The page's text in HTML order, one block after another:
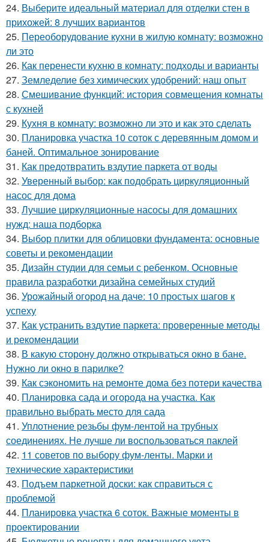
24. Выберите идеальный материал для отделки стен в
прихожей: 8 лучших вариантов
25. Переоборудование кухни в жилую комнату: возможно
ли это
26. Как перенести кухню в комнату: подходы и варианты
27. Земледелие без химических удобрений: наш опыт
28. Смешивание функций: история совмещения комнаты
с кухней
29. Кухня в комнату: возможно ли это и как это сделать
30. Планировка участка 10 соток с деревянным домом и
баней. Оптимальное зонирование
31. Как предотвратить вздутие паркета от воды
32. Уверенный выбор: как подобрать циркуляционный
насос для дома
33. Лучшие циркуляционные насосы для домашних
нужд: наша подборка
34. Выбор плитки для облицовки фундамента: основные
советы и рекомендации
35. Дизайн студии для семьи с ребенком. Основные
правила разработки дизайна семейных студий
36. Урожайный огород на даче: 10 простых шагов к
успеху
37. Как устранить вздутие паркета: проверенные методы
и рекомендации
38. В какую сторону должно открываться окно в бане.
Нужно ли окно в парилке?
39. Как сэкономить на ремонте дома без потери качества
40. Планировка сада и огорода на участка. Как
правильно выбрать место для сада
41. Уплотнение резьбы фум-лентой на трубных
соединениях. Не лучше ли воспользоваться паклей
42. 11 советов по выбору фум-ленты. Марки и
технические характеристики
43. Подъем паркетной доски: как справиться с
проблемой
44. Планировка участка 6 соток. Важные моменты в
проектировании